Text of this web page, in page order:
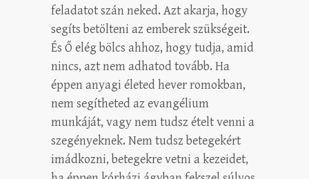
feladatot szán neked. Azt akarja, hogy
segíts betölteni az emberek szükségeit.
És Ő elég bölcs ahhoz, hogy tudja, amid
nincs, azt nem adhatod tovább. Ha
éppen anyagi életed hever romokban,
nem segítheted az evangélium
munkáját, vagy nem tudsz ételt venni a
szegényeknek. Nem tudsz betegekért
imádkozni, betegekre vetni a kezeidet,